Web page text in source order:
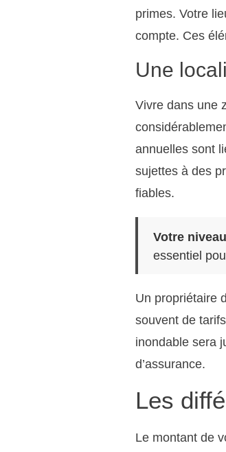
primes. Votre
compte. Ces
Une
Vivre dans une
annuelles sont
sujettes à des
fiables.
Votre
essentiel
Un propriétaire
souvent de
inondable sera
d’assurance.
Les
Le montant de